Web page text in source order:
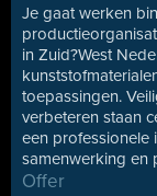
Je gaat werken
in Zuid?West
toepassingen.
verbeteren staan
een professionele
samenwerking en
Offer